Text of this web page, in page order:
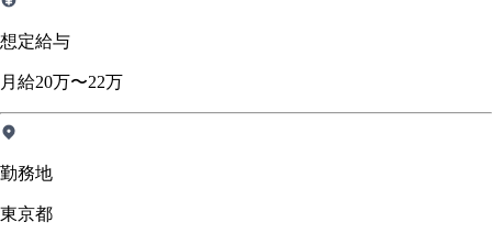
想定給与
月給20万〜22万
勤務地
東京都